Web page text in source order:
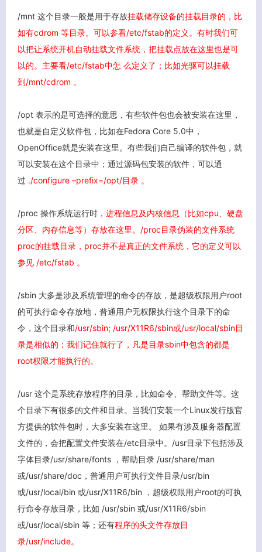
/mnt 这个目录一般是用于存放挂载储存设备的挂载目录的，比
如有cdrom 等目录。可以参看/etc/fstab的定义。有时我们可
以把让系统开机自动挂载文件系统，把挂载点放在这里也是可
以的。主要看/etc/fstab中怎 么定义了；比如光驱可以挂载
到/mnt/cdrom 。
/opt 表示的是可选择的意思，有些软件包也会被安装在这里，
也就是自定义软件包，比如在Fedora Core 5.0中，
OpenOffice就是安装在这里。有些我们自己编译的软件包，就
可以安装在这个目录中；通过源码包安装的软件，可以通
过 ./configure –prefix=/opt/目录 。
/proc 操作系统运行时， 进程信息及内核信息（比如cpu、硬盘
分区、内存信息等）存放在这里。/proc目录伪装的文件系统
proc的挂载目录，proc并不是真正的文件系统，它的定义可以
参见 /etc/fstab 。
/sbin 大多是涉及系统管理的命令的存放，是超级权限用户root
的可执行命令存放地，普通用户无权限执行这个目录下的命
令，这个目录和/usr/sbin; /usr/X11R6/sbin或/usr/local/sbin目
录是相似的；我们记住就行了，凡是目录sbin中包含的都是
root权限才能执行的。
/usr 这个是系统存放程序的目录，比如命令、帮助文件等。这
个目录下有很多的文件和目录。当我们安装一个Linux发行版官
方提供的软件包时，大多安装在这里。 如果有涉及服务器配置
文件的，会把配置文件安装在/etc目录中。/usr目录下包括涉及
字体目录/usr/share/fonts ，帮助目录 /usr/share/man
或/usr/share/doc，普通用户可执行文件目录/usr/bin
或/usr/local/bin 或/usr/X11R6/bin ，超级权限用户root的可执
行命令存放目录，比如 /usr/sbin 或/usr/X11R6/sbin
或/usr/local/sbin 等；还有程序的头文件存放目
录/usr/include。